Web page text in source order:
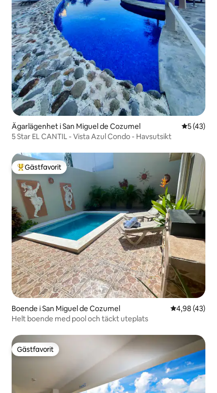
Ägarlägenhet i San Miguel de Cozumel 5 av 5 i
5 (43)
5 Star EL CANTIL - Vista Azul Condo - Havsutsikt
Populär gästfavorit
Gästfavorit
Boende i San Miguel de Cozumel 4,98 av 5 i
4,98 (43)
Helt boende med pool och täckt uteplats
Gästfavorit
Gästfavorit